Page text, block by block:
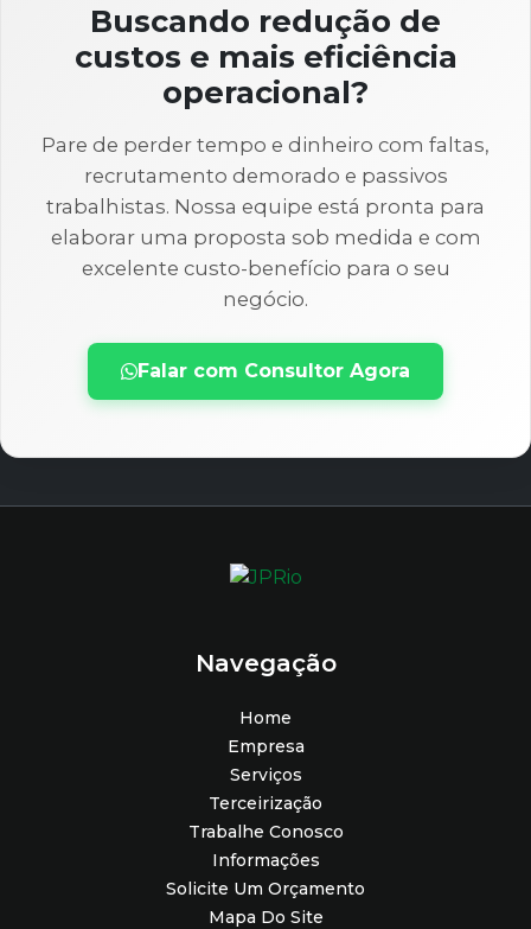
Buscando redução de
custos e mais eficiência
operacional?
Pare de perder tempo e dinheiro com faltas,
recrutamento demorado e passivos
trabalhistas. Nossa equipe está pronta para
elaborar uma proposta sob medida e com
excelente custo-benefício para o seu
negócio.
Falar com Consultor Agora
Navegação
Home
Empresa
Serviços
Terceirização
Trabalhe Conosco
Informações
Solicite Um Orçamento
Mapa Do Site